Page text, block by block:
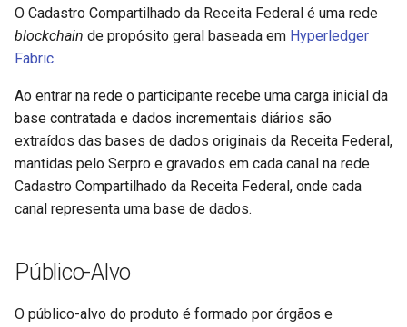
i
s
a
O Cadastro Compartilhado da Receita Federal é uma rede
blockchain de propósito geral baseada em Hyperledger
Fabric.
Ao entrar na rede o participante recebe uma carga inicial da
base contratada e dados incrementais diários são
extraídos das bases de dados originais da Receita Federal,
mantidas pelo Serpro e gravados em cada canal na rede
Cadastro Compartilhado da Receita Federal, onde cada
canal representa uma base de dados.
Público-Alvo
O público-alvo do produto é formado por órgãos e